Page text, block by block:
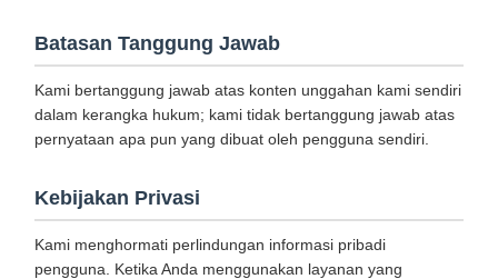
Batasan Tanggung Jawab
Kami bertanggung jawab atas konten unggahan kami sendiri
dalam kerangka hukum; kami tidak bertanggung jawab atas
pernyataan apa pun yang dibuat oleh pengguna sendiri.
Kebijakan Privasi
Kami menghormati perlindungan informasi pribadi
pengguna. Ketika Anda menggunakan layanan yang